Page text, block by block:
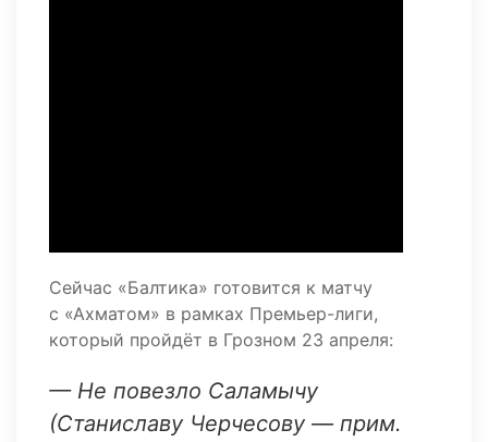
Сейчас «Балтика» готовится к матчу
с «Ахматом» в рамках Премьер-лиги,
который пройдёт в Грозном 23 апреля:
— Не повезло Саламычу
(Станиславу Черчесову — прим.